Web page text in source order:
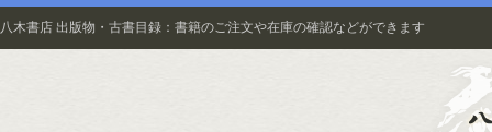
八木書店 出版物・古書目録：書籍のご注文や在庫の確認などができます